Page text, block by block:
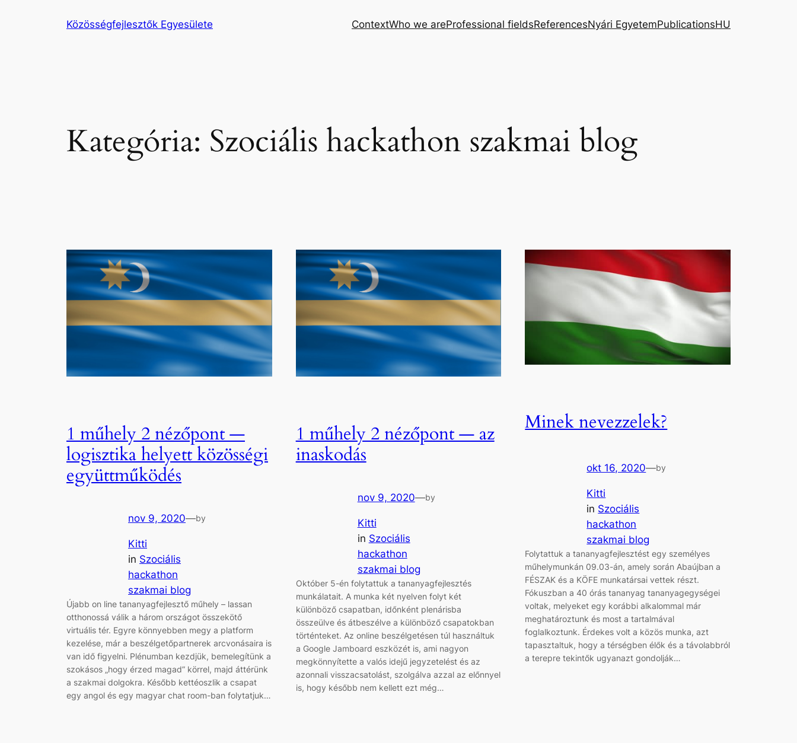
Közösségfejlesztők Egyesülete ContextWho we areProfessional fieldsReferencesNyári EgyetemPublicationsHU
Kategória: Szociális hackathon szakmai blog
1 műhely 2 nézőpont —
logisztika helyett közösségi
együttműködés
nov 9, 2020—by
Kitti
in Szociális
hackathon
szakmai blog
Újabb on line tananyagfejlesztő műhely – lassan
otthonossá válik a három országot összekötő
virtuális tér. Egyre könnyebben megy a platform
kezelése, már a beszélgetőpartnerek arcvonásaira is
van idő figyelni. Plénumban kezdjük, bemelegítünk a
szokásos „hogy érzed magad” körrel, majd áttérünk
a szakmai dolgokra. Később kettéoszlik a csapat
egy angol és egy magyar chat room-ban folytatjuk…
1 műhely 2 nézőpont — az
inaskodás
nov 9, 2020—by
Kitti
in Szociális
hackathon
szakmai blog
Október 5-én folytattuk a tananyagfejlesztés
munkálatait. A munka két nyelven folyt két
különböző csapatban, időnként plenárisba
összeülve és átbeszélve a különböző csapatokban
történteket. Az online beszélgetésen túl használtuk
a Google Jamboard eszközét is, ami nagyon
megkönnyítette a valós idejű jegyzetelést és az
azonnali visszacsatolást, szolgálva azzal az előnnyel
is, hogy később nem kellett ezt még…
Minek nevezzelek?
okt 16, 2020—by
Kitti
in Szociális
hackathon
szakmai blog
Folytattuk a tananyagfejlesztést egy személyes
műhelymunkán 09.03-án, amely során Abaújban a
FÉSZAK és a KÖFE munkatársai vettek részt.
Fókuszban a 40 órás tananyag tananyagegységei
voltak, melyeket egy korábbi alkalommal már
meghatároztunk és most a tartalmával
foglalkoztunk. Érdekes volt a közös munka, azt
tapasztaltuk, hogy a térségben élők és a távolabbról
a terepre tekintők ugyanazt gondolják…